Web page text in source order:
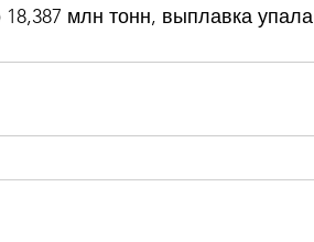
млн тонн, выплавка упала